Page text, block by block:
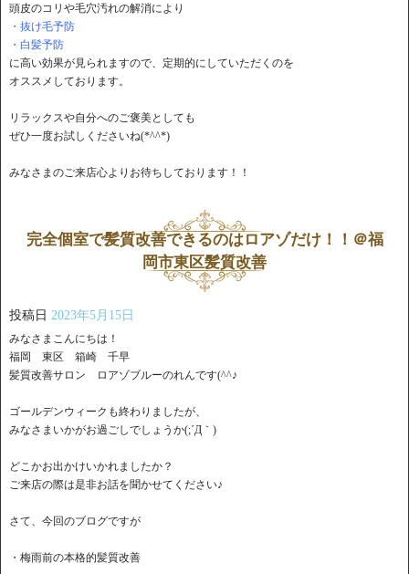
頭皮のコリや毛穴汚れの解消により
・抜け毛予防
・白髪予防
に高い効果が見られますので、定期的にしていただくのを
オススメしております。
リラックスや自分へのご褒美としても
ぜひ一度お試しくださいね(*^^*)
みなさまのご来店心よりお待ちしております！！
完全個室で髪質改善できるのはロアゾだけ！！＠福
岡市東区髪質改善
投稿日 2023年5月15日
みなさまこんにちは！
福岡 東区 箱崎 千早
髪質改善サロン ロアゾブルーのれんです(^^♪
ゴールデンウィークも終わりましたが、
みなさまいかがお過ごしでしょうか(;´Д｀)
どこかお出かけいかれましたか？
ご来店の際は是非お話を聞かせてください♪
さて、今回のブログですが
・梅雨前の本格的髪質改善